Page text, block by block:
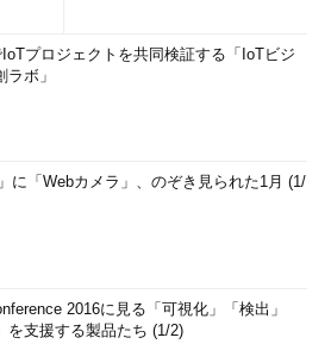
プロジェクトを共同検証する「IoTビジ
ラボ」
に「Webカメラ」、のぞき見られた1月 (1/
2016に見る「可視化」「検出」
を支援する製品たち (1/2)